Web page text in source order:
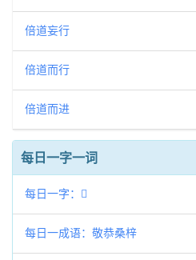
倍道妄行
倍道而行
倍道而进
每日一字一词
每日一字：𧦞
每日一成语：敬恭桑梓